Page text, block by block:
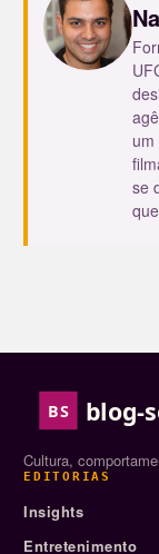
se
BS blog-
Cultura,
EDITORIAS
Insights
Entretenimento